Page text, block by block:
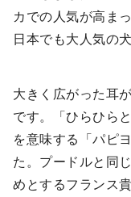
カでの人気が高ま
日本でも大人気の
大きく広がった耳
です。「ひらひら
を意味する「パピ
た。プードルと同
めとするフランス